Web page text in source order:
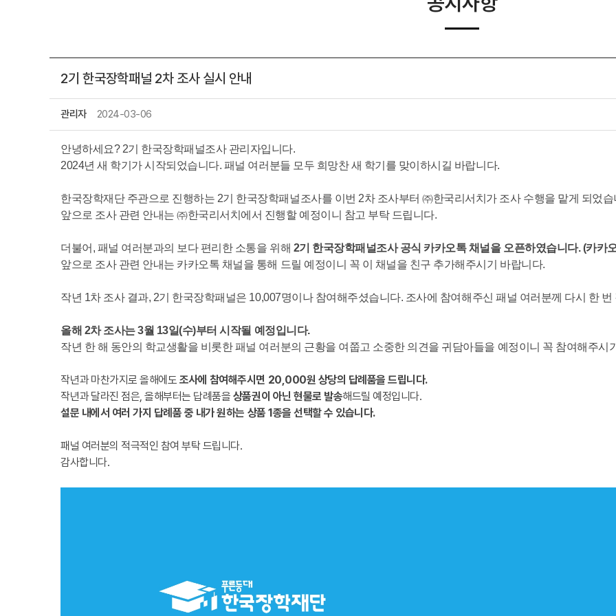
2기 한국장학패널 2차 조사 실시 안내
관리자 2024-03-06
안녕하세요? 2기 한국장학패널조사 관리자입니다.
2024년 새 학기가 시작되었습니다. 패널 여러분들 모두 희망찬 새 학기를 맞이하시길 바랍니다.
한국장학재단 주관으로 진행하는 2기 한국장학패널조사를 이번 2차 조사부터 ㈜한국리서치가 조사 수행을 맡게 되었습
앞으로 조사 관련 안내는 ㈜한국리서치에서 진행할 예정이니 참고 부탁 드립니다.
더불어, 패널 여러분과의 보다 편리한 소통을 위해 2기 한국장학패널조사 공식 카카오톡 채널을 오픈하였습니다. (카카
앞으로 조사 관련 안내는 카카오톡 채널을 통해 드릴 예정이니 꼭 이 채널을 친구 추가해주시기 바랍니다.
작년 1차 조사 결과, 2기 한국장학패널은 10,007명이나 참여해주셨습니다. 조사에 참여해주신 패널 여러분께 다시 한 번
올해 2차 조사는 3월 13일(수)부터 시작될 예정입니다.
작년 한 해 동안의 학교생활을 비롯한 패널 여러분의 근황을 여쭙고 소중한 의견을 귀담아들을 예정이니 꼭 참여해주시
작년과 마찬가지로 올해에도 조사에 참여해주시면 20,000원 상당의 답례품을 드립니다.
작년과 달라진 점은, 올해부터는 답례품을 상품권이 아닌 현물로 발송해드릴 예정입니다.
설문 내에서 여러 가지 답례품 중 내가 원하는 상품 1종을 선택할 수 있습니다.
패널 여러분의 적극적인 참여 부탁 드립니다.
감사합니다.